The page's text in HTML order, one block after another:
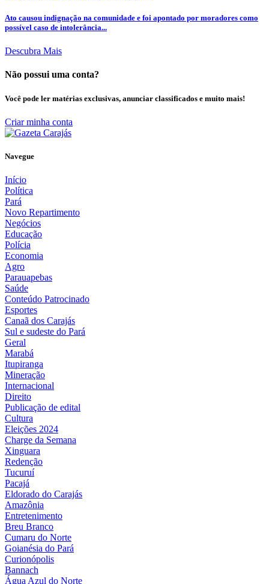
Ato causou indignação na comunidade e foi apontado por moradores como
possível caso de intolerância...
Descubra Mais
Não possui uma conta?
Você pode ler matérias exclusivas, anunciar classificados e muito mais!
Criar minha conta
Navegue
Início
Política
Pará
Novo Repartimento
Negócios
Educação
Polícia
Economia
Agro
Parauapebas
Saúde
Conteúdo Patrocinado
Esportes
Canaã dos Carajás
Sul e sudeste do Pará
Geral
Marabá
Itupiranga
Mineração
Internacional
Direito
Publicação de edital
Cultura
Eleições 2024
Charge da Semana
Xinguara
Redenção
Tucuruí
Pacajá
Eldorado do Carajás
Amazônia
Entretenimento
Breu Branco
Cumaru do Norte
Goianésia do Pará
Curionópolis
Bannach
Água Azul do Norte